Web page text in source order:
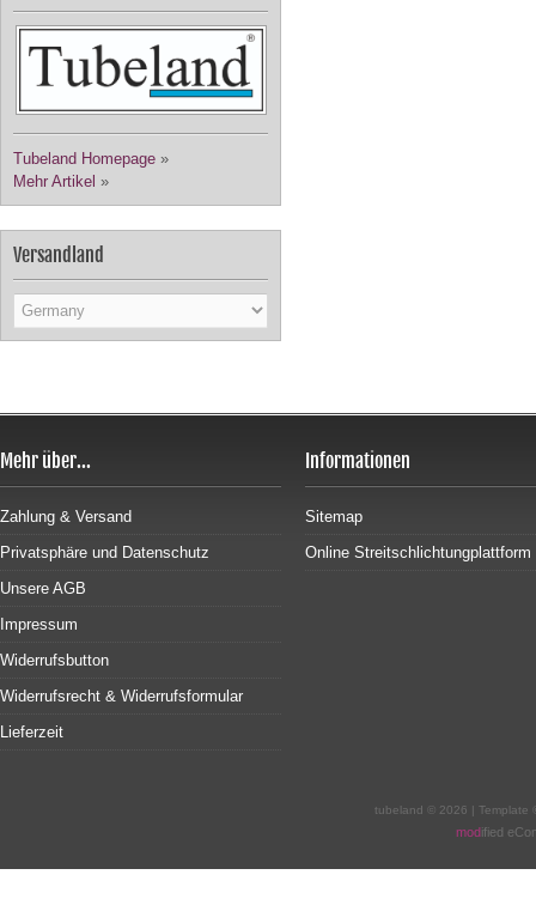
Tubeland Homepage »
Mehr Artikel »
Versandland
Mehr über...
Zahlung & Versand
Privatsphäre und Datenschutz
Unsere AGB
Impressum
Widerrufsbutton
Widerrufsrecht & Widerrufsformular
Lieferzeit
Informationen
Sitemap
Online Streitschlichtungplattform
tubeland © 2026 | Template
modified